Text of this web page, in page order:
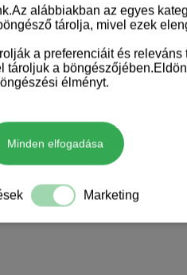
alábbiakban az egyes
tárolja, mivel ezek
a preferenciáit és releváns
tároljuk a
élményt.
Minden elfogadása
Marketing